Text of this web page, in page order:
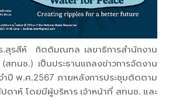
สุรสีห์ กิตติมณฑล เลขาธิการสำนักงาน
ทนช.) เป็นประธานแถลงข่าวการจัดงาน
ำปี พ.ศ.2567 ภายหลังการประชุมติดตาม
ดาห์ โดยมีผู้บริหาร เจ้าหน้าที่ สทนช. และ